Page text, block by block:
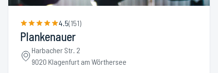
4.5(151)
Plankenauer
Harbacher Str. 2
9020 Klagenfurt am Wörthersee